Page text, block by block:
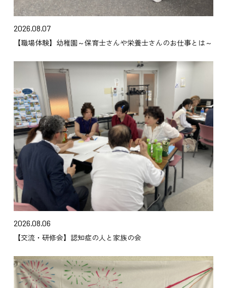
2026.08.07
【職場体験】幼稚園～保育士さんや栄養士さんのお仕事とは～
2026.08.06
【交流・研修会】認知症の人と家族の会